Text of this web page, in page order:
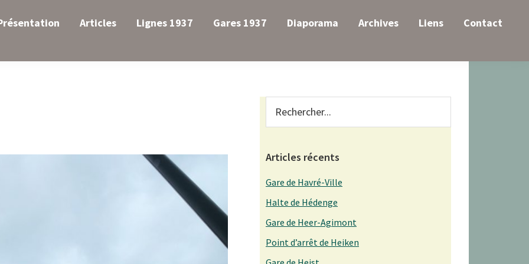
Articles Lignes 1937 Gares 1937 Diaporama Archives Liens Contact
Primary
Sidebar
Articles récents
Gare de Havré-Ville
Halte de Hédenge
Gare de Heer-Agimont
Point d’arrêt de Heiken